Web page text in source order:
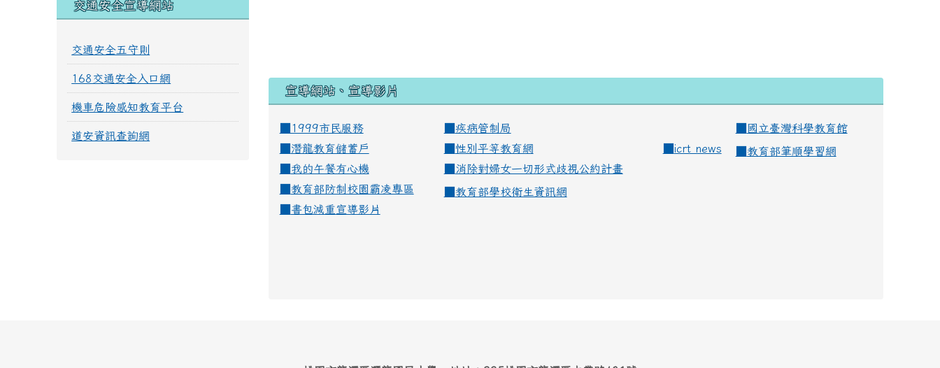
宣導網站、宣導影片
■1999市民服務 疾病管制局
國立臺灣科學教育館
潛龍教育儲蓄戶 性別平等教育網 icrt news
教育部筆順學習網
我的午餐有心機
消除對婦女一切形式歧視公約計畫
教育部防制校園霸凌專區
教育部學校衛生資訊網
書包減重宣導影片
交通安全宣導網站
交通安全五守則
168交通安全入口網
機車危險感知教育平台
道安資訊查詢網